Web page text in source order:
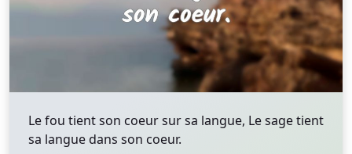
Le fou tient son coeur sur sa langue, Le sage tient
sa langue dans son coeur.